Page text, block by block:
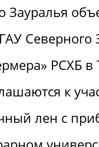
Зауралья
Северного
РСХБ
к
лен с